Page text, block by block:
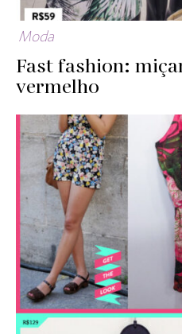
Moda
Fast fashion:
vermelho